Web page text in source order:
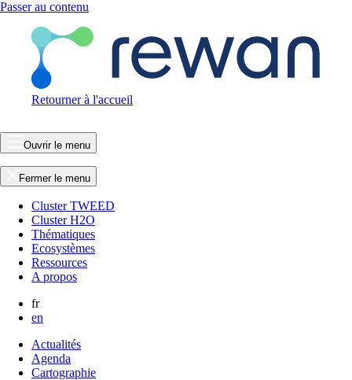
Passer au contenu
Retourner à l'accueil
Ouvrir le menu
Fermer le menu
Cluster TWEED
Cluster H2O
Thématiques
Ecosystèmes
Ressources
A propos
fr
en
Actualités
Agenda
Cartographie